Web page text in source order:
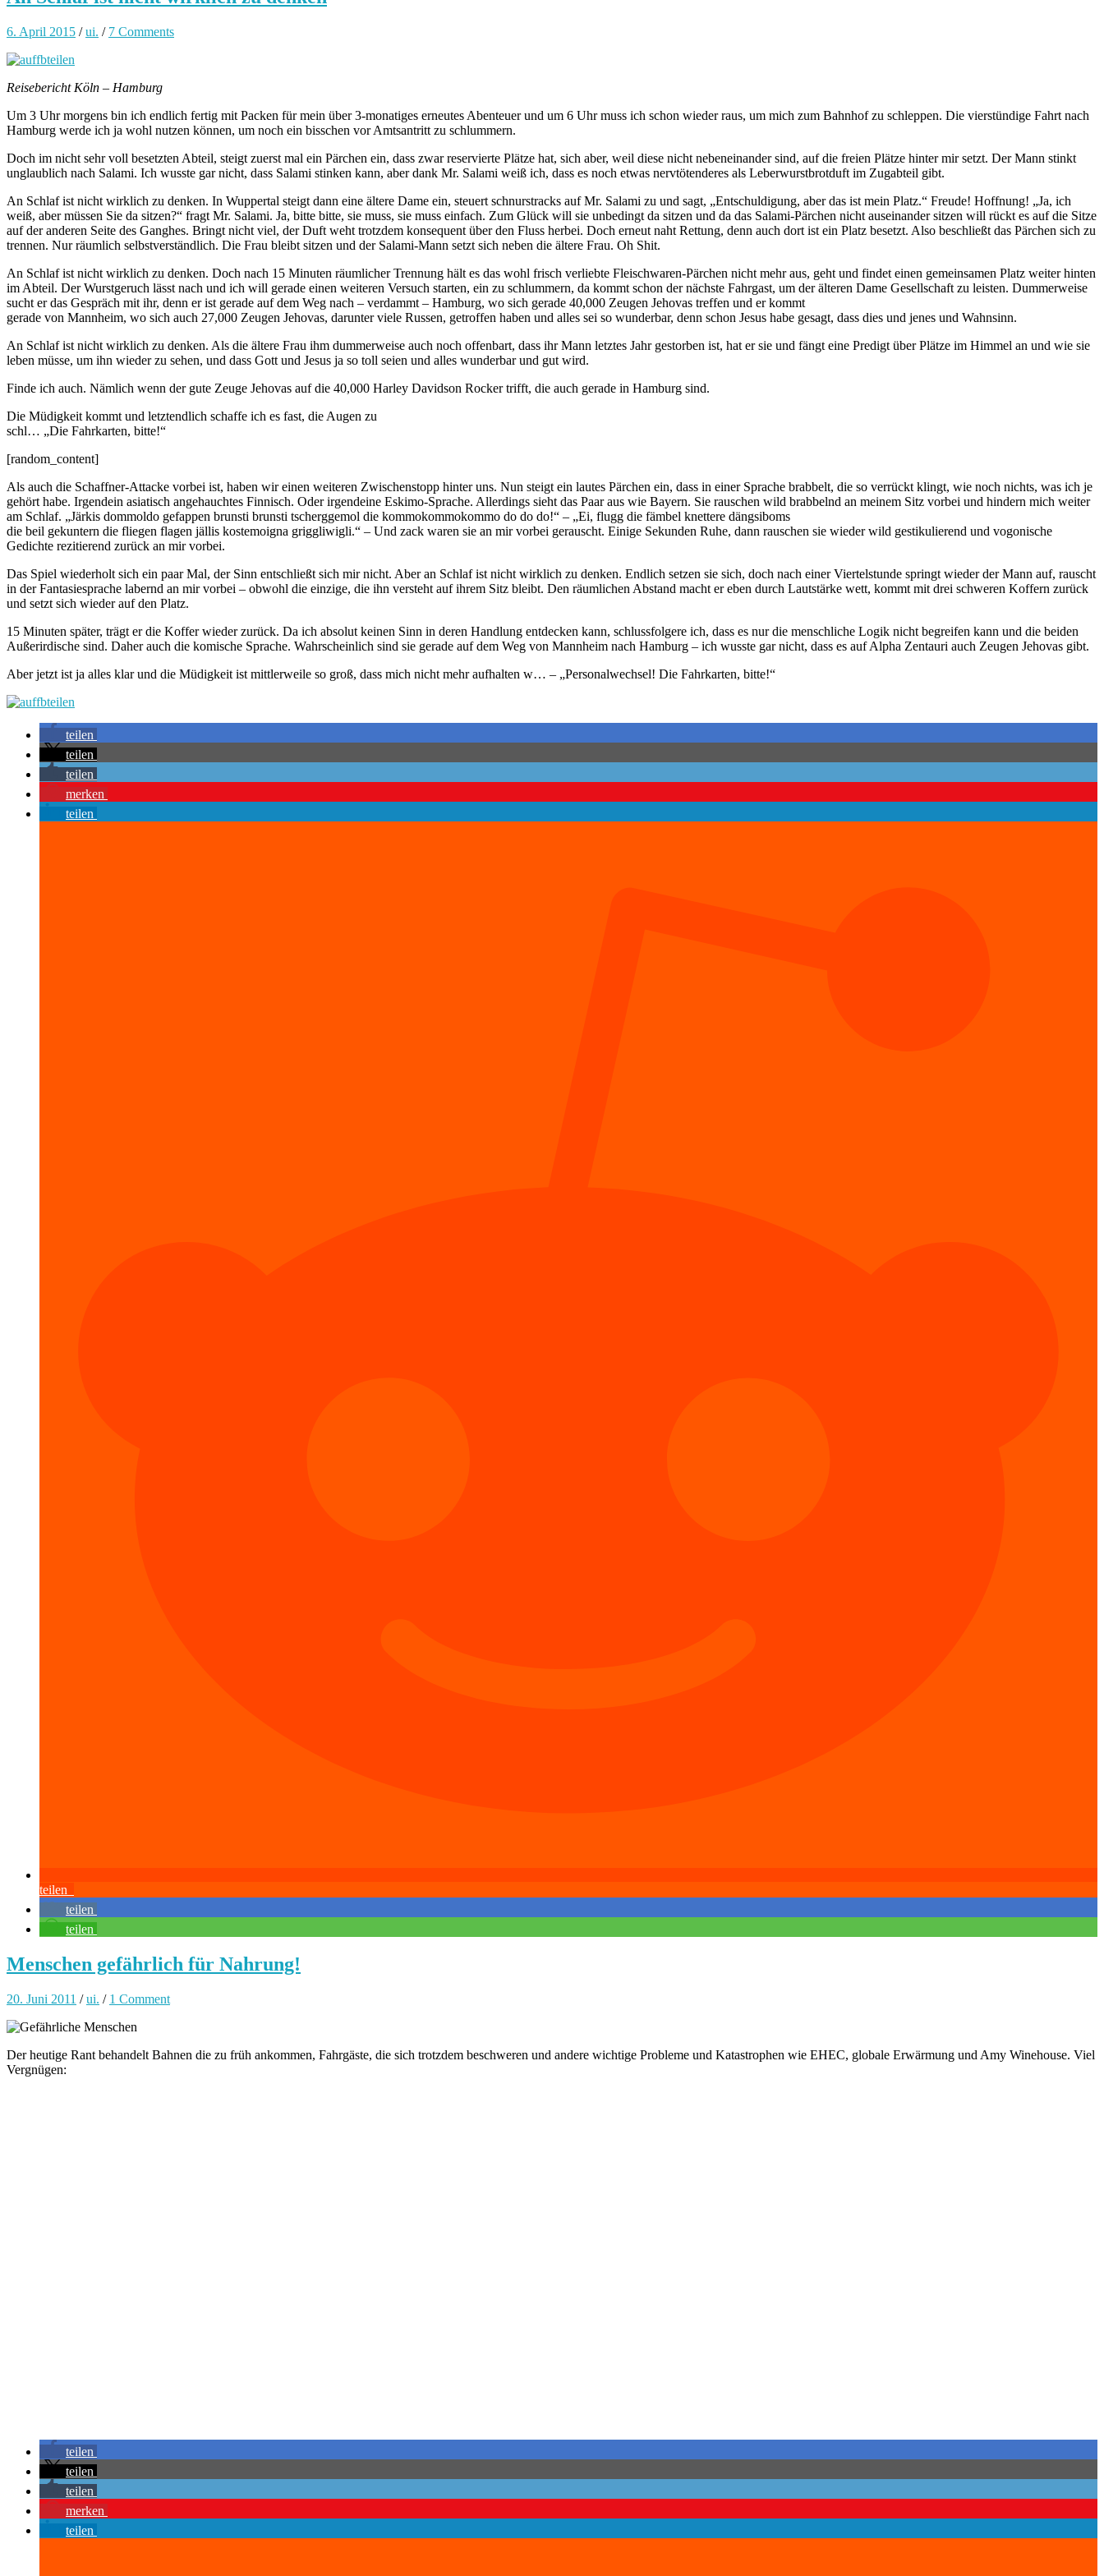
6. April 2015 /ui. / 7 Comments
Reisebericht Köln – Hamburg
Um 3 Uhr morgens bin ich endlich fertig mit Packen für mein über 3-monatiges erneutes Abenteuer und um 6 Uhr muss ich schon wieder raus, um mich zum Bahnhof zu schleppen. Die vierstündige Fahrt nach
Hamburg werde ich ja wohl nutzen können, um noch ein bisschen vor Amtsantritt zu schlummern.
Doch im nicht sehr voll besetzten Abteil, steigt zuerst mal ein Pärchen ein, dass zwar reservierte Plätze hat, sich aber, weil diese nicht nebeneinander sind, auf die freien Plätze hinter mir setzt. Der Mann stinkt
unglaublich nach Salami. Ich wusste gar nicht, dass Salami stinken kann, aber dank Mr. Salami weiß ich, dass es noch etwas nervtötenderes als Leberwurstbrotduft im Zugabteil gibt.
An Schlaf ist nicht wirklich zu denken. In Wuppertal steigt dann eine ältere Dame ein, steuert schnurstracks auf Mr. Salami zu und sagt, „Entschuldigung, aber das ist mein Platz.“ Freude! Hoffnung! „Ja, ich
weiß, aber müssen Sie da sitzen?“ fragt Mr. Salami. Ja, bitte bitte, sie muss, sie muss einfach. Zum Glück will sie unbedingt da sitzen und da das Salami-Pärchen nicht auseinander sitzen will rückt es auf die Sitze
auf der anderen Seite des Ganghes. Bringt nicht viel, der Duft weht trotzdem konsequent über den Fluss herbei. Doch erneut naht Rettung, denn auch dort ist ein Platz besetzt. Also beschließt das Pärchen sich zu
trennen. Nur räumlich selbstverständlich. Die Frau bleibt sitzen und der Salami-Mann setzt sich neben die ältere Frau. Oh Shit.
An Schlaf ist nicht wirklich zu denken. Doch nach 15 Minuten räumlicher Trennung hält es das wohl frisch verliebte Fleischwaren-Pärchen nicht mehr aus, geht und findet einen gemeinsamen Platz weiter hinten
im Abteil. Der Wurstgeruch lässt nach und ich will gerade einen weiteren Versuch starten, ein zu schlummern, da kommt schon der nächste Fahrgast, um der älteren Dame Gesellschaft zu leisten. Dummerweise
sucht er das Gespräch mit ihr, denn er ist gerade auf dem Weg nach – verdammt – Hamburg, wo sich gerade 40,000 Zeugen Jehovas treffen und er kommt
gerade von Mannheim, wo sich auch 27,000 Zeugen Jehovas, darunter viele Russen, getroffen haben und alles sei so wunderbar, denn schon Jesus habe gesagt, dass dies und jenes und Wahnsinn.
An Schlaf ist nicht wirklich zu denken. Als die ältere Frau ihm dummerweise auch noch offenbart, dass ihr Mann letztes Jahr gestorben ist, hat er sie und fängt eine Predigt über Plätze im Himmel an und wie sie
leben müsse, um ihn wieder zu sehen, und dass Gott und Jesus ja so toll seien und alles wunderbar und gut wird.
Finde ich auch. Nämlich wenn der gute Zeuge Jehovas auf die 40,000 Harley Davidson Rocker trifft, die auch gerade in Hamburg sind.
Die Müdigkeit kommt und letztendlich schaffe ich es fast, die Augen zu
schl… „Die Fahrkarten, bitte!“
[random_content]
Als auch die Schaffner-Attacke vorbei ist, haben wir einen weiteren Zwischenstopp hinter uns. Nun steigt ein lautes Pärchen ein, dass in einer Sprache brabbelt, die so verrückt klingt, wie noch nichts, was ich je
gehört habe. Irgendein asiatisch angehauchtes Finnisch. Oder irgendeine Eskimo-Sprache. Allerdings sieht das Paar aus wie Bayern. Sie rauschen wild brabbelnd an meinem Sitz vorbei und hindern mich weiter
am Schlaf. „Järkis dommoldo gefappen brunsti brunsti tscherggemol die kommokommokommo do do do!“ – „Ei, flugg die fämbel knettere dängsiboms
die beil gekuntern die fliegen flagen jällis kostemoigna griggliwigli.“ – Und zack waren sie an mir vorbei gerauscht. Einige Sekunden Ruhe, dann rauschen sie wieder wild gestikulierend und vogonische
Gedichte rezitierend zurück an mir vorbei.
Das Spiel wiederholt sich ein paar Mal, der Sinn entschließt sich mir nicht. Aber an Schlaf ist nicht wirklich zu denken. Endlich setzen sie sich, doch nach einer Viertelstunde springt wieder der Mann auf, rauscht
in der Fantasiesprache labernd an mir vorbei – obwohl die einzige, die ihn versteht auf ihrem Sitz bleibt. Den räumlichen Abstand macht er eben durch Lautstärke wett, kommt mit drei schweren Koffern zurück
und setzt sich wieder auf den Platz.
15 Minuten später, trägt er die Koffer wieder zurück. Da ich absolut keinen Sinn in deren Handlung entdecken kann, schlussfolgere ich, dass es nur die menschliche Logik nicht begreifen kann und die beiden
Außerirdische sind. Daher auch die komische Sprache. Wahrscheinlich sind sie gerade auf dem Weg von Mannheim nach Hamburg – ich wusste gar nicht, dass es auf Alpha Zentauri auch Zeugen Jehovas gibt.
Aber jetzt ist ja alles klar und die Müdigkeit ist mittlerweile so groß, dass mich nicht mehr aufhalten w… – „Personalwechsel! Die Fahrkarten, bitte!“
teilen
teilen
teilen
merken
teilen
teilen
teilen
teilen
Menschen gefährlich für Nahrung!
20. Juni 2011 /ui. / 1 Comment
Der heutige Rant behandelt Bahnen die zu früh ankommen, Fahrgäste, die sich trotzdem beschweren und andere wichtige Probleme und Katastrophen wie EHEC, globale Erwärmung und Amy Winehouse. Viel
Vergnügen:
teilen
teilen
teilen
merken
teilen